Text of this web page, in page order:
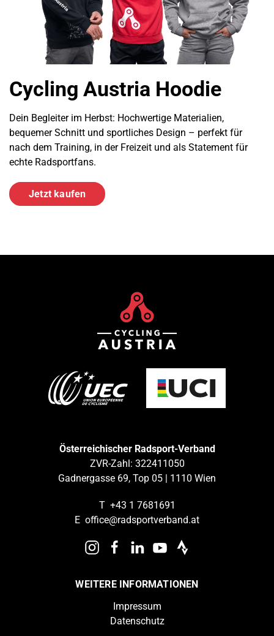
Cycling Austria Hoodie
Dein Begleiter im Herbst: Hochwertige Materialien,
bequemer Schnitt und sportliches Design – perfekt für
nach dem Training, in der Freizeit und als Statement für
echte Radsportfans.
Jetzt kaufen
Österreichischer Radsport-Verband
ZVR-Zahl: 322411050
Gadnergasse 69, Top 05 | 1110 Wien
T +43 1 7681691
E office@radsportverband.at
WEITERE INFORMATIONEN
Impressum
Datenschutz